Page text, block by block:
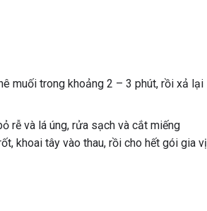
muối trong khoảng 2 – 3 phút, rồi xả lại
rễ và lá úng, rửa sạch và cắt miếng
khoai tây vào thau, rồi cho hết gói gia vị